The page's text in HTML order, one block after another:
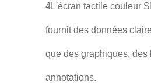
4L'écran tactile couleur
fournit des données
que des graphiques, des
annotations.